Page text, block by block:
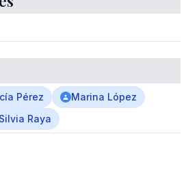
Pérez
Marina López
Silvia Raya